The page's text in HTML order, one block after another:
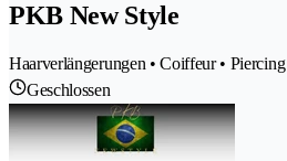
PKB New Style
Haarverlängerungen • Coiffeur • Piercing
Geschlossen